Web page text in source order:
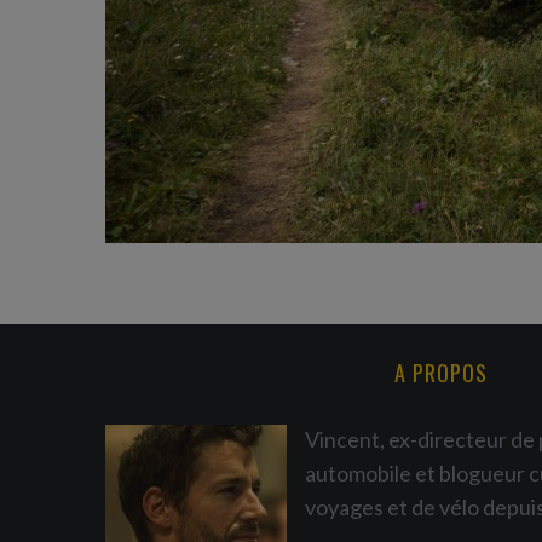
A PROPOS
Vincent, ex-directeur de
automobile et blogueur
voyages et de vélo